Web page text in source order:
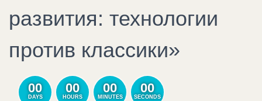
развития: технологии
против классики»
00
DAYS
00
HOURS
00
MINUTES
00
SECONDS